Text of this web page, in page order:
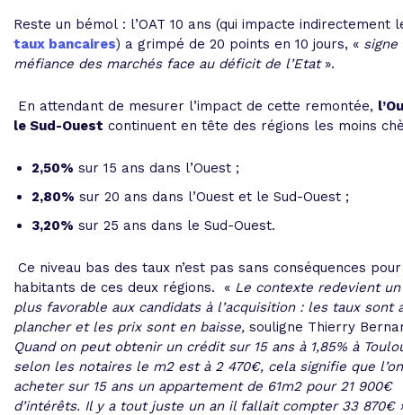
Reste un bémol : l’OAT 10 ans (qui impacte indirectement
taux bancaires) a grimpé de 20 points en 10 jours, « signe
méfiance des marchés face au déficit de l’Etat».
En attendant de mesurer l’impact de cette remontée,
le Sud-Ouest continuent en tête des régions les moins
2,50% sur 15 ans dans l’Ouest ;
2,80% sur 20 ans dans l’Ouest et le Sud-Ouest ;
3,20% sur 25 ans dans le Sud-Ouest.
Ce niveau bas des taux n’est pas sans conséquences
habitants de ces deux régions. « Le contexte redevient un
plus favorable aux candidats à l’acquisition : les taux sont
plancher et les prix sont en baisse, souligne Thierry
Quand on peut obtenir un crédit sur 15 ans à 1,85% à
selon les notaires le m2 est à 2 470€, cela signifie que
acheter sur 15 ans un appartement de 61m2 pour 21 900€
d’intérêts. Il y a tout juste un an il fallait compter 33 870€